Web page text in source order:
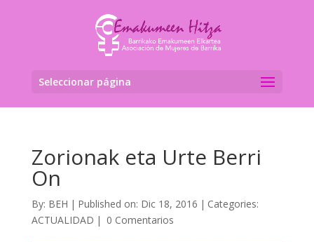
Seleccionar página
Zorionak eta Urte Berri
On
By: BEH | Published on: Dic 18, 2016 | Categories:
ACTUALIDAD | 0 Comentarios